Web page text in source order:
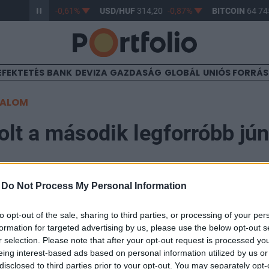
Do Not Process My Personal Information
opt-out of the sale, sharing to third parties, or processing of your
for targeted advertising by us, please use the below opt-out
selection. Please note that after your opt-out request is processed
interest-based ads based on personal information utilized by us
to third parties prior to your opt-out. You may separately
363,17 -0,61% USD/HUF314,20 -0,87% BITCOIN64
BANK DEVIZA GAZDASÁG GLOBÁL UNIÓS
a második legforróbb
mért második legforróbb június a világon - közölte
(WMO), amely szerint az év folyamán